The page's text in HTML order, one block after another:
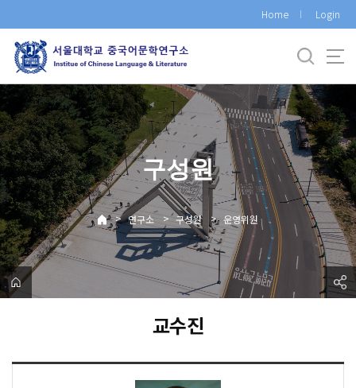
로
메
뉴
Home Login
구성원
> 연구소 > 구성원 > 운영위원
교수진